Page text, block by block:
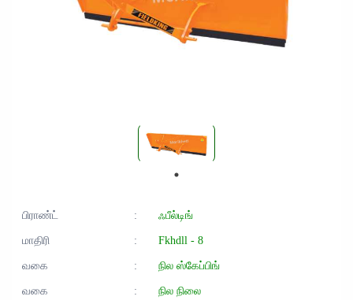
பிராண்ட் :
ஃபீல்டிங்
மாதிரி
:
Fkhdll - 8
வகை
:
நில ஸ்கேப்பிங்
வகை
:
நில நிலை